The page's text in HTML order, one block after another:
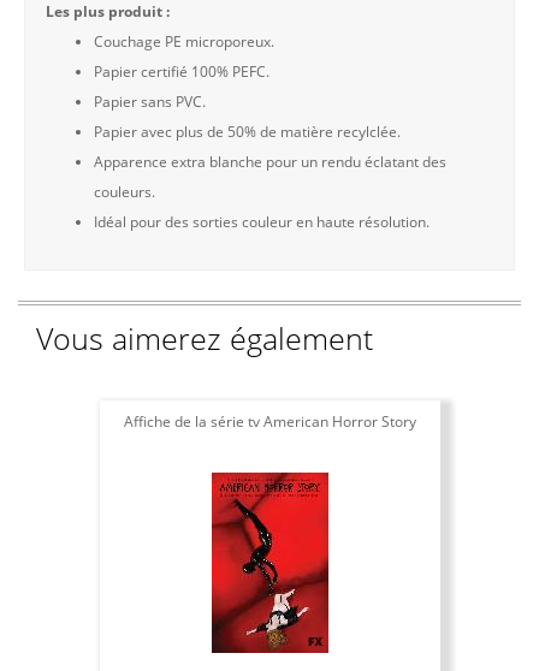
Les plus produit :
Couchage PE microporeux.
Papier certifié 100% PEFC.
Papier sans PVC.
Papier avec plus de 50% de matière recylclée.
Apparence extra blanche pour un rendu éclatant des
couleurs.
Idéal pour des sorties couleur en haute résolution.
Vous aimerez également
Affiche de la série tv American Horror Story